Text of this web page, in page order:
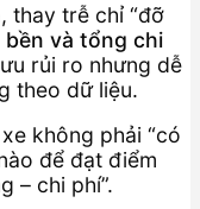
, thay trễ chỉ “đỡ
bền và tổng chi
rủi ro nhưng dễ
theo dữ liệu.
không phải “có
để đạt điểm
– chi phí”.